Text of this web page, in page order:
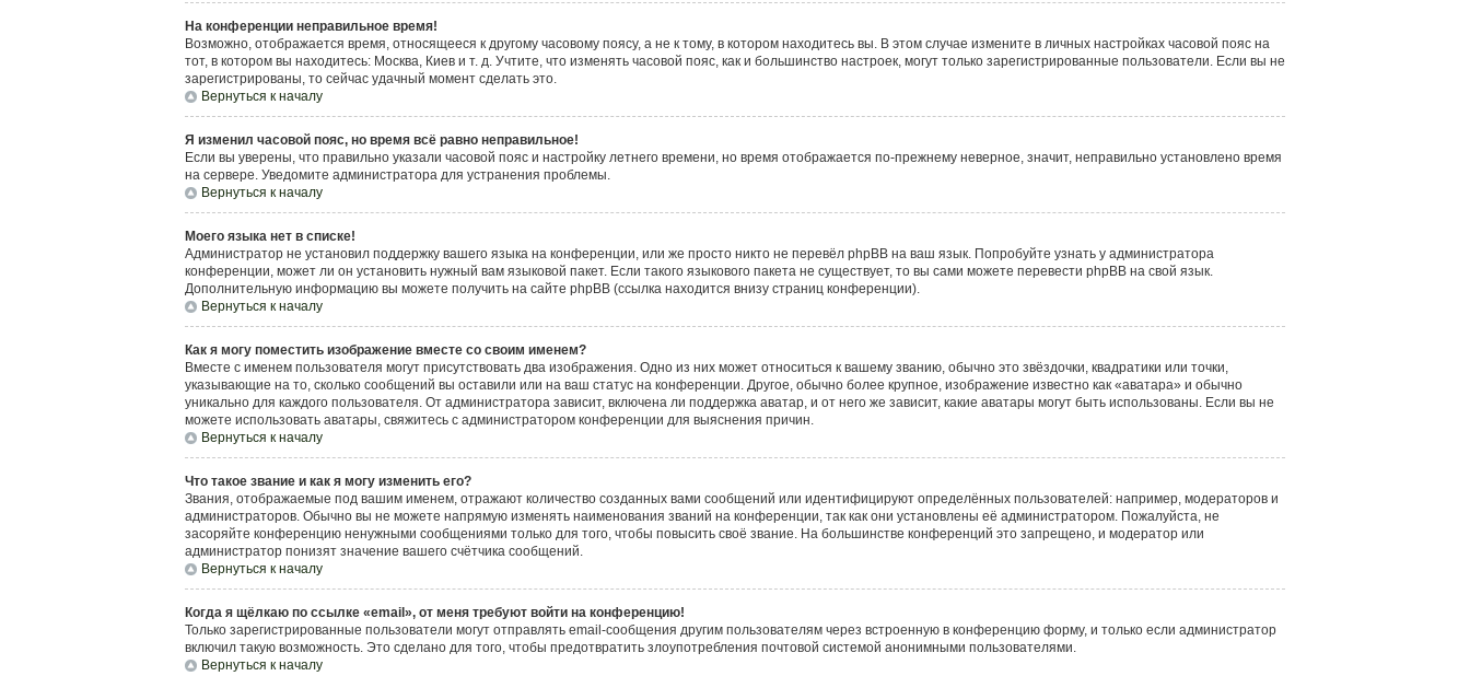
На конференции неправильное время!
Возможно, отображается время, относящееся к другому часовому поясу, а не к тому, в котором находитесь вы. В этом случае измените в личных настройках часовой пояс на
тот, в котором вы находитесь: Москва, Киев и т. д. Учтите, что изменять часовой пояс, как и большинство настроек, могут только зарегистрированные пользователи. Если вы не
зарегистрированы, то сейчас удачный момент сделать это.
Вернуться к началу
Я изменил часовой пояс, но время всё равно неправильное!
Если вы уверены, что правильно указали часовой пояс и настройку летнего времени, но время отображается по-прежнему неверное, значит, неправильно установлено время
на сервере. Уведомите администратора для устранения проблемы.
Вернуться к началу
Моего языка нет в списке!
Администратор не установил поддержку вашего языка на конференции, или же просто никто не перевёл phpBB на ваш язык. Попробуйте узнать у администратора
конференции, может ли он установить нужный вам языковой пакет. Если такого языкового пакета не существует, то вы сами можете перевести phpBB на свой язык.
Дополнительную информацию вы можете получить на сайте phpBB (ссылка находится внизу страниц конференции).
Вернуться к началу
Как я могу поместить изображение вместе со своим именем?
Вместе с именем пользователя могут присутствовать два изображения. Одно из них может относиться к вашему званию, обычно это звёздочки, квадратики или точки,
указывающие на то, сколько сообщений вы оставили или на ваш статус на конференции. Другое, обычно более крупное, изображение известно как «аватара» и обычно
уникально для каждого пользователя. От администратора зависит, включена ли поддержка аватар, и от него же зависит, какие аватары могут быть использованы. Если вы не
можете использовать аватары, свяжитесь с администратором конференции для выяснения причин.
Вернуться к началу
Что такое звание и как я могу изменить его?
Звания, отображаемые под вашим именем, отражают количество созданных вами сообщений или идентифицируют определённых пользователей: например, модераторов и
администраторов. Обычно вы не можете напрямую изменять наименования званий на конференции, так как они установлены её администратором. Пожалуйста, не
засоряйте конференцию ненужными сообщениями только для того, чтобы повысить своё звание. На большинстве конференций это запрещено, и модератор или
администратор понизят значение вашего счётчика сообщений.
Вернуться к началу
Когда я щёлкаю по ссылке «email», от меня требуют войти на конференцию!
Только зарегистрированные пользователи могут отправлять email-сообщения другим пользователям через встроенную в конференцию форму, и только если администратор
включил такую возможность. Это сделано для того, чтобы предотвратить злоупотребления почтовой системой анонимными пользователями.
Вернуться к началу